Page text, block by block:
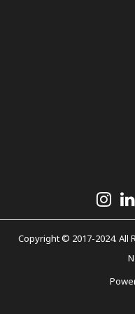
Copyright © 2017-2024. All